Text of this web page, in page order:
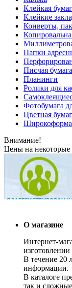
Клейкая
Клейкие
Конверты,
Папки
Писчая бумага
Планинги
Ролики для
Фотобумага
Цветная
Внимание!
Цены на некоторые
О магазине
Интернет-
В течение 20
информации.
В каталоге
так и